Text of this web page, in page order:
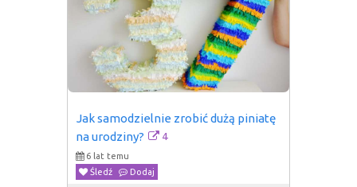
Jak samodzielnie zrobić dużą piniatę
na urodziny?
4
6 lat temu
Śledź
Dodaj